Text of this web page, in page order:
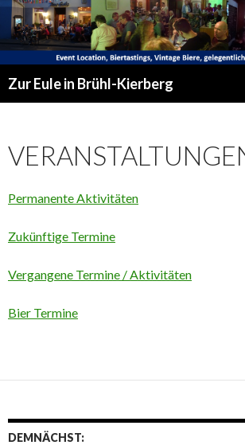
Zur Eule in Brühl-Kierberg
Permanente Aktivitäten
Zukünftige Termine
Vergangene Termine / Aktivitäten
Bier Termine
DEMNÄCHST: